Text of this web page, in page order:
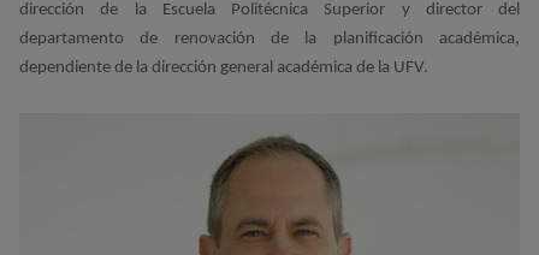
dirección de la Escuela Politécnica Superior y director del
departamento de renovación de la planificación académica,
dependiente de la dirección general académica de la UFV.